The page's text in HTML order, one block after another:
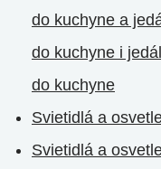
do kuchyne a
do kuchyne i
do kuchyne
Svietidlá a
Svietidlá a